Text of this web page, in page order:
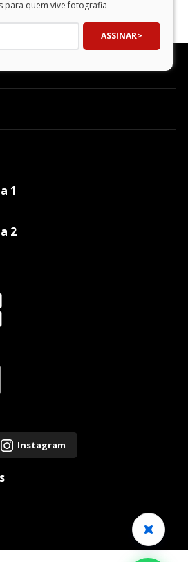
para quem vive fotografia
ASSINAR
1
2
Instagram